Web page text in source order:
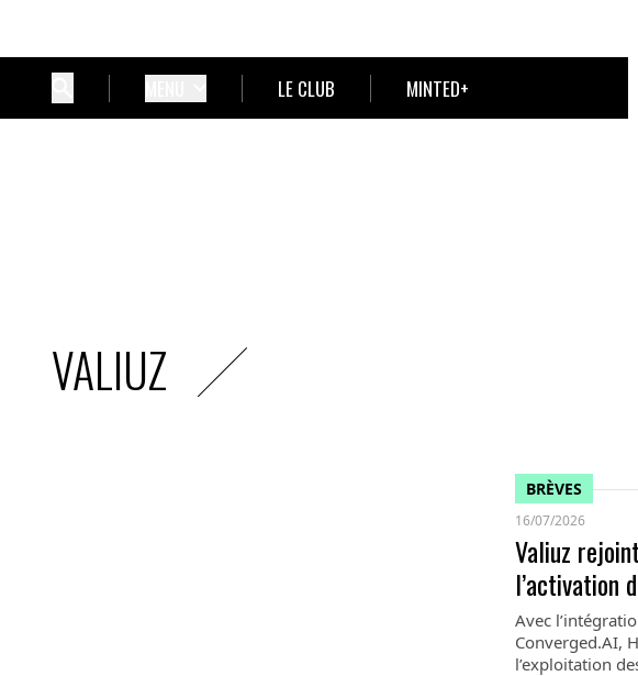
LE CLUB MINTED+
VALIUZ
BRÈVES
16/07/2026
Valiuz
l’activation
Avec
Converged.AI,
l’exploitation